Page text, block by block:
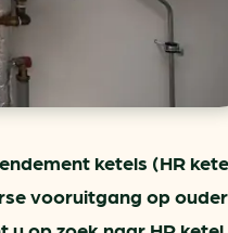
info@klimaatplein.nl
ketels (HR
vooruitgang op